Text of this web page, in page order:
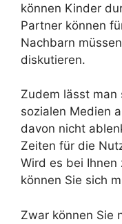
können Kinder
Partner können
Nachbarn
diskutieren.
Zudem lässt man
sozialen Medien
davon nicht
Zeiten für die
Wird es bei
können Sie sich
Zwar können Sie